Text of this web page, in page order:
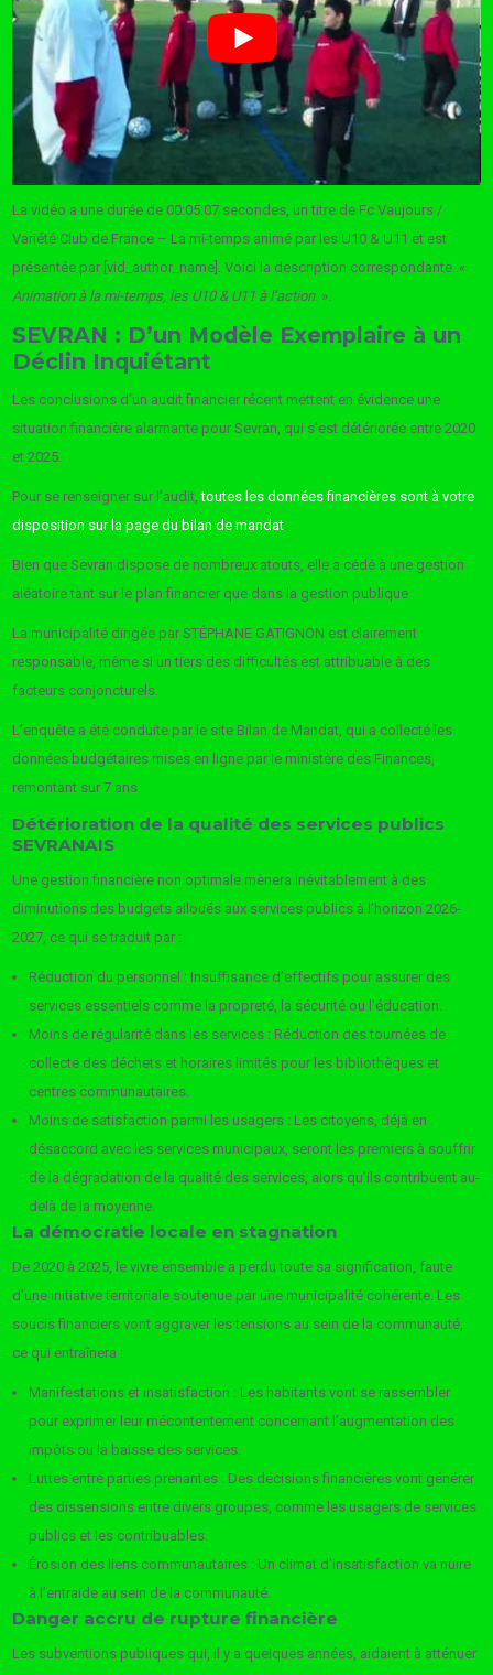
La vidéo a une durée de 00:05:07 secondes, un titre de Fc Vaujours /
Variété Club de France – La mi-temps animé par les U10 & U11 et est
présentée par [vid_author_name]. Voici la description correspondante :«
Animation à la mi-temps, les U10 & U11 à l’action. ».
SEVRAN : D’un Modèle Exemplaire à un
Déclin Inquiétant
Les conclusions d’un audit financier récent mettent en évidence une
situation financière alarmante pour Sevran, qui s’est détériorée entre 2020
et 2025.
Pour se renseigner sur l’audit,toutes les données financières sont à votre
disposition sur la page du bilan de mandat
Bien que Sevran dispose de nombreux atouts, elle a cédé à une gestion
aléatoire tant sur le plan financier que dans la gestion publique
La municipalité dirigée par STÉPHANE GATIGNON est clairement
responsable, même si un tiers des difficultés est attribuable à des
facteurs conjoncturels.
L’enquête a été conduite par le site Bilan de Mandat, qui a collecté les
données budgétaires mises en ligne par le ministère des Finances,
remontant sur 7 ans
Détérioration de la qualité des services publics
SEVRANAIS
Une gestion financière non optimale mènera inévitablement à des
diminutions des budgets alloués aux services publics à l’horizon 2026-
2027, ce qui se traduit par :
Réduction du personnel : Insuffisance d’effectifs pour assurer des
services essentiels comme la propreté, la sécurité ou l’éducation.
Moins de régularité dans les services : Réduction des tournées de
collecte des déchets et horaires limités pour les bibliothèques et
centres communautaires.
Moins de satisfaction parmi les usagers : Les citoyens, déjà en
désaccord avec les services municipaux, seront les premiers à souffrir
de la dégradation de la qualité des services, alors qu’ils contribuent au-
delà de la moyenne.
La démocratie locale en stagnation
De 2020 à 2025, le vivre ensemble a perdu toute sa signification, faute
d’une initiative territoriale soutenue par une municipalité cohérente. Les
soucis financiers vont aggraver les tensions au sein de la communauté,
ce qui entraînera :
Manifestations et insatisfaction : Les habitants vont se rassembler
pour exprimer leur mécontentement concernant l’augmentation des
impôts ou la baisse des services.
Luttes entre parties prenantes : Des décisions financières vont générer
des dissensions entre divers groupes, comme les usagers de services
publics et les contribuables.
Érosion des liens communautaires : Un climat d’insatisfaction va nuire
à l’entraide au sein de la communauté.
Danger accru de rupture financière
Les subventions publiques qui, il y a quelques années, aidaient à atténuer